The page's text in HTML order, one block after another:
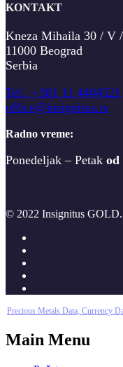
KONTAKT
Kneza Mihaila 30 / V
11000 Beograd
Serbia
Tel.: +381 11 4404521
office@insignitus.rs
Radno vreme:
Ponedeljak – Petak od
© 2022 Insignitus
Precious Metals Data, Currency
Main Menu